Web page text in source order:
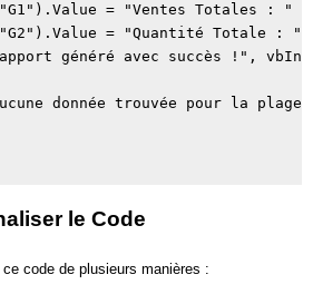
= "Ventes Totales : "
= "Quantité Totale : "
généré avec succès !",
donnée trouvée pour la plage
le Code
code de plusieurs manières :